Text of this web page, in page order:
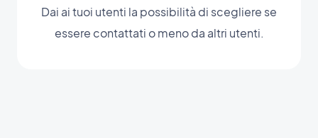
Dai ai tuoi utenti la possibilità di scegliere se
essere contattati o meno da altri utenti.